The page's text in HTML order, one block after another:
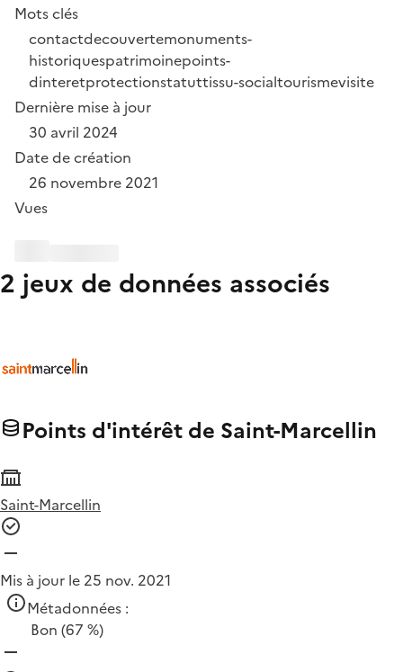
Mots clés
contactdecouvertemonuments-
historiquespatrimoinepoints-
dinteretprotectionstatuttissu-socialtourismevisite
Dernière mise à jour
30 avril 2024
Date de création
26 novembre 2021
Vues
2 jeux de données associés
Points d'intérêt de Saint-Marcellin
Saint-Marcellin
Mis à jour le 25 nov. 2021
Métadonnées :
Bon (67 %)